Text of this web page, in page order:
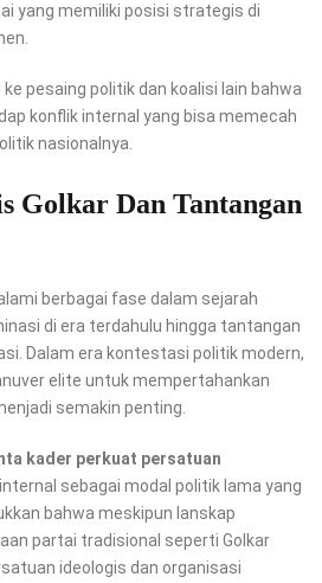
yang memiliki posisi strategis di
pesaing politik dan koalisi lain bahwa
konflik internal yang bisa memecah
nasionalnya.
Golkar Dan Tantangan
berbagai fase dalam sejarah
di era terdahulu hingga tantangan
Dalam era kontestasi politik modern,
elite untuk mempertahankan
semakin penting.
kader perkuat persatuan
sebagai modal politik lama yang
bahwa meskipun lanskap
partai tradisional seperti Golkar
ideologis dan organisasi